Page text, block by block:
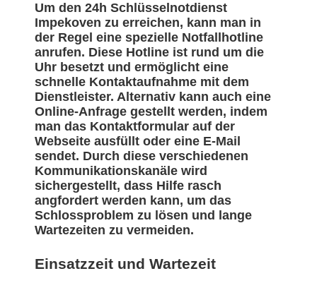
Um den 24h Schlüsselnotdienst
Impekoven zu erreichen, kann man in
der Regel eine spezielle Notfallhotline
anrufen. Diese Hotline ist rund um die
Uhr besetzt und ermöglicht eine
schnelle Kontaktaufnahme mit dem
Dienstleister. Alternativ kann auch eine
Online-Anfrage gestellt werden, indem
man das Kontaktformular auf der
Webseite ausfüllt oder eine E-Mail
sendet. Durch diese verschiedenen
Kommunikationskanäle wird
sichergestellt, dass Hilfe rasch
angfordert werden kann, um das
Schlossproblem zu lösen und lange
Wartezeiten zu vermeiden.
Einsatzzeit und Wartezeit